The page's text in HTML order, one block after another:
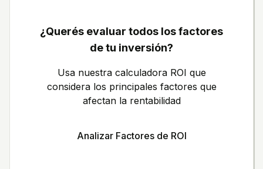
¿Querés evaluar todos los factores
de tu inversión?
Usa nuestra calculadora ROI que
considera los principales factores que
afectan la rentabilidad
Analizar Factores de ROI